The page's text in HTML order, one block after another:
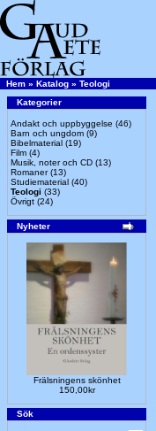
Hem » Katalog » Teologi
Kategorier
Andakt och uppbyggelse (46)
Barn och ungdom (9)
Bibelmaterial (19)
Film (4)
Musik, noter och CD (13)
Romaner(13)
Studiematerial (40)
Teologi (33)
Övrigt (24)
Nyheter
Frälsningens skönhet
150,00kr
Sök